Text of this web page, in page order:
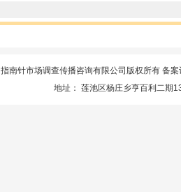
指南针市场调查传播咨询有限公司版权所有 备案
地址： 莲池区杨庄乡亨百利二